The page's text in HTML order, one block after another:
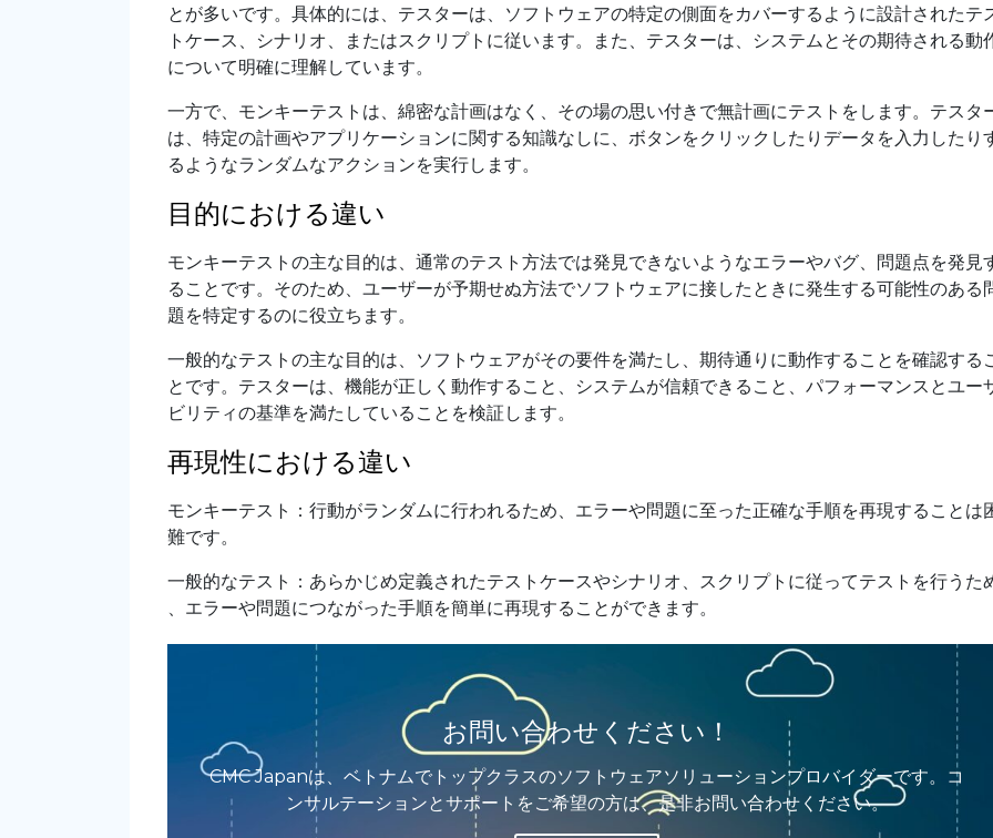
とが多いです。具体的には、テスターは、ソフトウェアの特定の側面をカバーするように設計されたテ
トケース、シナリオ、またはスクリプトに従います。また、テスターは、システムとその期待される動
について明確に理解しています。
一方で、モンキーテストは、綿密な計画はなく、その場の思い付きで無計画にテストをします。テスタ
は、特定の計画やアプリケーションに関する知識なしに、ボタンをクリックしたりデータを入力したり
るようなランダムなアクションを実行します。
目的における違い
モンキーテストの主な目的は、通常のテスト方法では発見できないようなエラーやバグ、問題点を発見
ることです。そのため、ユーザーが予期せぬ方法でソフトウェアに接したときに発生する可能性のある
題を特定するのに役立ちます。
一般的なテストの主な目的は、ソフトウェアがその要件を満たし、期待通りに動作することを確認する
とです。テスターは、機能が正しく動作すること、システムが信頼できること、パフォーマンスとユー
ビリティの基準を満たしていることを検証します。
再現性における違い
モンキーテスト：行動がランダムに行われるため、エラーや問題に至った正確な手順を再現することは
難です。
一般的なテスト：あらかじめ定義されたテストケースやシナリオ、スクリプトに従ってテストを行うた
、エラーや問題につながった手順を簡単に再現することができます。
お問い合わせください！
CMC Japanは、ベトナムでトップクラスのソフトウェアソリューションプロバイダーです。コ
ンサルテーションとサポートをご希望の方は、是非お問い合わせください。